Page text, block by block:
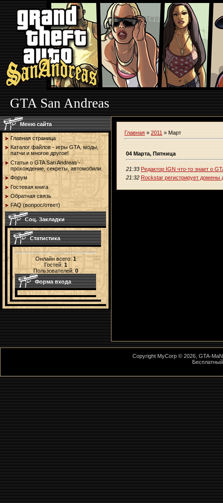
GTA San Andreas
Меню сайта
Главная страница
Каталог файлов - игры GTA, моды,
патчи и многое другое!
Статьи о GTA San Andreas -
прохождение, секреты, автомобили.
Форум
Гостевая книга
Обратная связь
FAQ (вопрос/ответ)
Соц. Закладки
Статистика
Онлайн всего: 1
Гостей: 1
Пользователей:0
Форма входа
Главная » 2011 » Март
04 Марта, Пятница
21:33 Редактор IGN что-то знает о
21:32 Rockstar регистрирует домены
Copyright MyCorp © 2026, GTA-